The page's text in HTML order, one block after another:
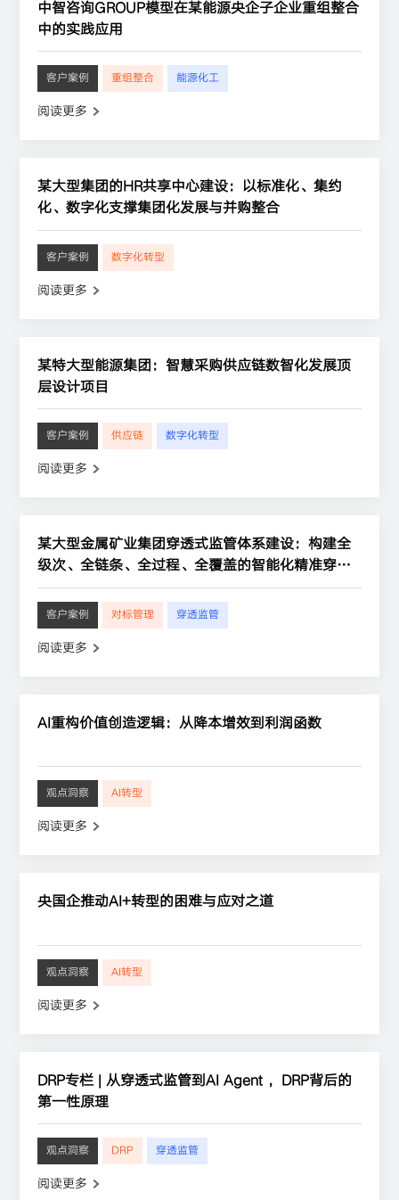
中智咨询GROUP模型在某能源央企子企业重组整合
中的实践应用
客户案例 重组整合 能源化工
阅读更多
某大型集团的HR共享中心建设：以标准化、集约
化、数字化支撑集团化发展与并购整合
客户案例 数字化转型
阅读更多
某特大型能源集团：智慧采购供应链数智化发展顶
层设计项目
客户案例 供应链 数字化转型
阅读更多
某大型金属矿业集团穿透式监管体系建设：构建全
级次、全链条、全过程、全覆盖的智能化精准穿透
新标杆
客户案例 对标管理 穿透监管
阅读更多
AI重构价值创造逻辑：从降本增效到利润函数
观点洞察 AI转型
阅读更多
央国企推动AI+转型的困难与应对之道
观点洞察 AI转型
阅读更多
DRP专栏 | 从穿透式监管到AI Agent ，DRP背后的
第一性原理
观点洞察 DRP 穿透监管
阅读更多